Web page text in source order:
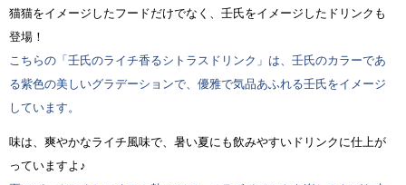
猫猫をイメージしたフードだけでなく、壬氏をイメージしたドリンクも
登場！
こちらの「壬氏のライチ香るシトラスドリンク」は、壬氏のカラーであ
る紫色の美しいグラデーションで、優雅で気品あふれる壬氏をイメージ
しています。
味は、爽やかなライチ風味で、暑い夏にも飲みやすいドリンクに仕上が
っていますよ♪